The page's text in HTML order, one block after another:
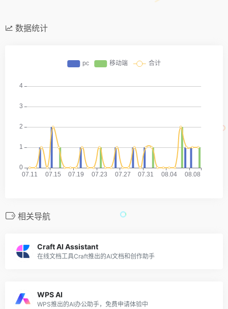
数据统计
相关导航
Craft AI Assistant
在线文档工具Craft推出的AI文档和创作助手
WPS AI
WPS推出的AI办公助手，免费申请体验中